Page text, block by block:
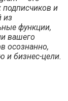
и
из
функции,
вашего
осознанно,
и бизнес-цели.